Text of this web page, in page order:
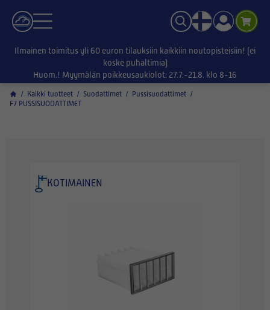
Ilmainen toimitus yli 60 euron tilauksiin kaikkiin noutopisteisiin! (ei
koske puhaltimia)
Huom.! Myymälän poikkeusaukiolot: 27.7.-21.8. klo 8-16
/ Kaikki tuotteet / Suodattimet / Pussisuodattimet /
F7 PUSSISUODATTIMET
KOTIMAINEN